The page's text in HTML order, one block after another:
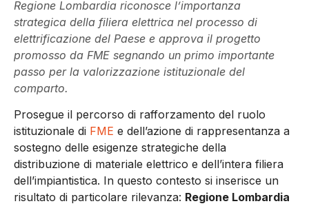
Regione Lombardia riconosce l’importanza
strategica della filiera elettrica nel processo di
elettrificazione del Paese e approva il progetto
promosso da FME segnando un primo importante
passo per la valorizzazione istituzionale del
comparto.
Prosegue il percorso di rafforzamento del ruolo
istituzionale di FME e dell’azione di rappresentanza a
sostegno delle esigenze strategiche della
distribuzione di materiale elettrico e dell’intera filiera
dell’impiantistica. In questo contesto si inserisce un
risultato di particolare rilevanza: Regione Lombardia